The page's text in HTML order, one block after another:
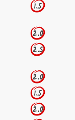
1.5
2.0
2.5
2.0
1.5
2.0